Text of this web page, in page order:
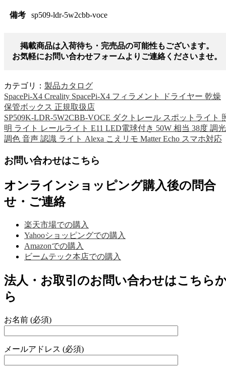
備考 sp509-ldr-5w2cbb-voce
掲載商品は入荷待ち・完売品の可能性もございます。
お気軽にお問い合わせフォームよりご連絡くださいませ。
カテゴリ： 製品カタログ
SpacePi-X4 Creality SpacePi-X4 フィラメント ドライヤー 乾燥
保管ボックス 正規取扱店
SP509K-LDR-5W2CBB-VOCE ダクトレール スポットライト
明 ライト レールライト E11 LED電球付き 50W 相当 38度 調光
調色 音声 認識 ライト Alexa こえリモ Matter Echo スマホ対応
お問い合わせはこちら
オンラインショッピング購入後の問合
せ・ご連絡
楽天市場での購入
Yahooショッピングでの購入
Amazonでの購入
ビームテック本店での購入
法人・お取引のお問い合わせはこちら
ら
お名前 (必須)
メールアドレス (必須)